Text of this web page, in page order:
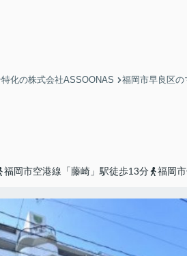
化の株式会社ASSOONAS 福岡市早良区の
福岡市空港線「藤崎」駅徒歩13分 福岡